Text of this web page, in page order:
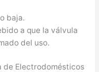
baja.
a que la válvula
del uso.
de Electrodomésticos